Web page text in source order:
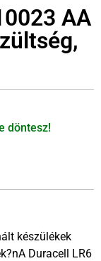
AA
döntesz!
készülékek
Duracell LR6